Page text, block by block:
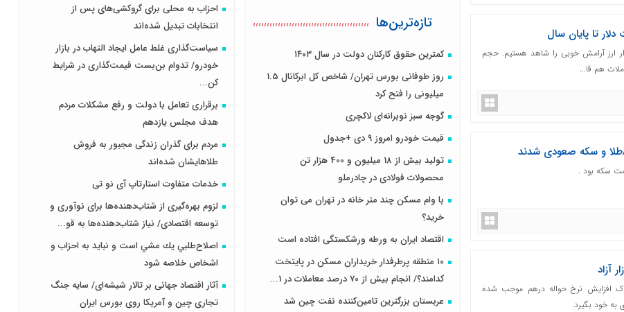
تا پایان سال
ارز آرامش خوبی را شاهد هستیم. حجم
هم قا...
طلا و سکه صعودی شدند
سکه بود .
آزاد
افزایش نرخ حواله درهم موجب شده
به خود بگیرد.
تازه‌ترین‌ها
کمترین حقوق کارکنان دولت در سال ۱۴۰۳
روز طوفانی بورس تهران/ شاخص کل ابرکانال 1.5
میلیونی را فتح کرد
گوجه سبز نوبرانه‌ای لاکچری
قیمت خودرو امروز ۹ دی +جدول
تولید بیش از 18 میلیون و 400 هزار تن
محصولات فولادی در چادرملو
با وام مسکن چند متر خانه در تهران می توان
خرید؟
اقتصاد ایران به ورطه ورشکستگی افتاده است
۱۰ منطقه پرطرفدار خریداران مسکن در پایتخت
کدامند؟/ انجام بیش از 70 درصد معاملات در 1...
عربستان بزرگترین تامین‌کننده نفت چین شد
احزاب به محلی برای گروکشی‌های پس از
انتخابات تبدیل شده‌اند
سیاست‌گذاری غلط عامل ایجاد التهاب در بازار
خودرو/ تدوام بن‌بست قیمت‌گذاری در شرایط
کن...
برقراری تعامل با دولت و رفع مشکلات مردم
هدف مجلس‌ یازدهم
مردم برای گذران زندگی مجبور به فروش
طلاهایشان شده‌اند
خدمات متفاوت استارتاپ آی نو تی
لزوم بهره‌گیری از شتاب‌دهنده‌ها برای نوآوری و
توسعه اقتصادی/ نیاز شتاب‌دهنده‌ها به قو...
اصلاح‌طلبي يك مشي است و نبايد به احزاب و
اشخاص خلاصه شود
آثار اقتصاد جهانی بر تالار شیشه‌ای/ سایه جنگ
تجاری چین و آمریکا روی بورس ایران